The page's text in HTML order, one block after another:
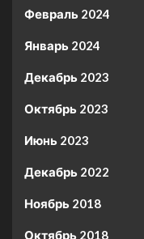
Февраль 2024
Январь 2024
Декабрь 2023
Октябрь 2023
Июнь 2023
Декабрь 2022
Ноябрь 2018
Октябрь 2018